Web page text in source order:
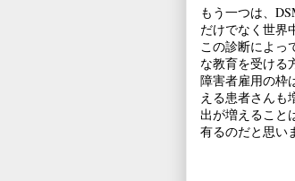
もう一つは、
だけでなく世界
この診断によっ
な教育を受ける
障害者雇用の枠
える患者さんも
出が増えること
有るのだと思い